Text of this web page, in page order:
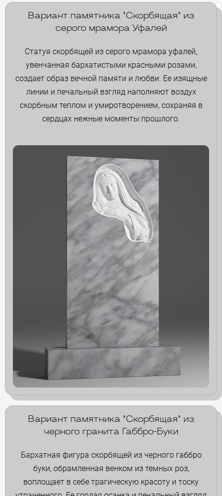
Вариант памятника "Скорбящая" из
серого мрамора Уфалей
Статуя скорбящей из серого мрамора уфалей,
увенчанная бархатистыми красными розами,
создает образ вечной памяти и любви. Ее изящные
линии и печальный взгляд наполняют воздух
скорбным теплом и умиротворением, сохраняя в
сердцах нежные моменты прошлого.
Вариант памятника "Скорбящая" из
черного гранита Габбро-Буки
Бархатная фигура скорбящей из черного габбро
буки, обрамленная венком из темных роз,
воплощает в себе трагическую красоту и тоску